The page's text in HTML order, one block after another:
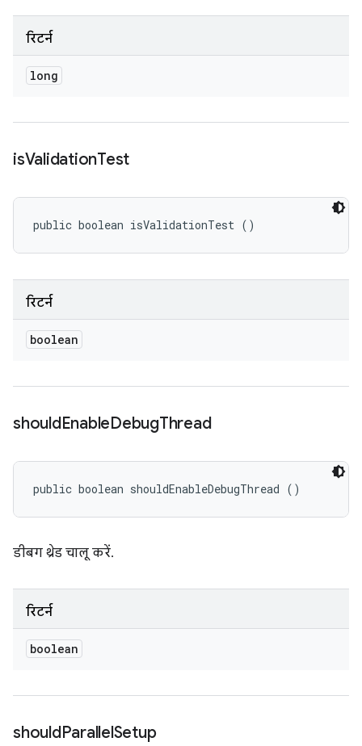
रिटर्न
long
isValidationTest
public boolean isValidationTest ()
रिटर्न
boolean
shouldEnableDebugThread
public boolean shouldEnableDebugThread ()
डीबग थ्रेड चालू करें.
रिटर्न
boolean
shouldParallelSetup